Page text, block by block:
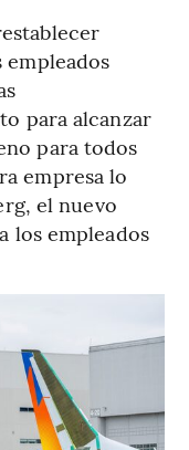
para alcanzar
para todos
empresa lo
el nuevo
los empleados